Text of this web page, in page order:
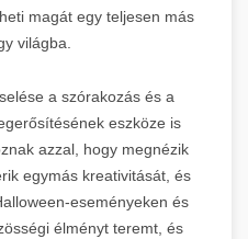
magát egy teljesen más
világba.
a szórakozás és a
eszköze is
azzal, hogy megnézik
egymás kreativitását, és
eseményeken és
élményt teremt, és